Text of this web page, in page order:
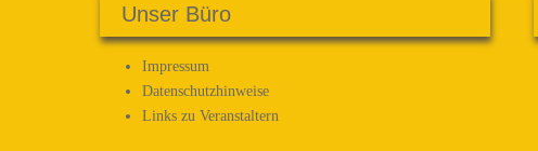
Unser Büro
Impressum
Datenschutz­hinweise
Links zu Veranstaltern